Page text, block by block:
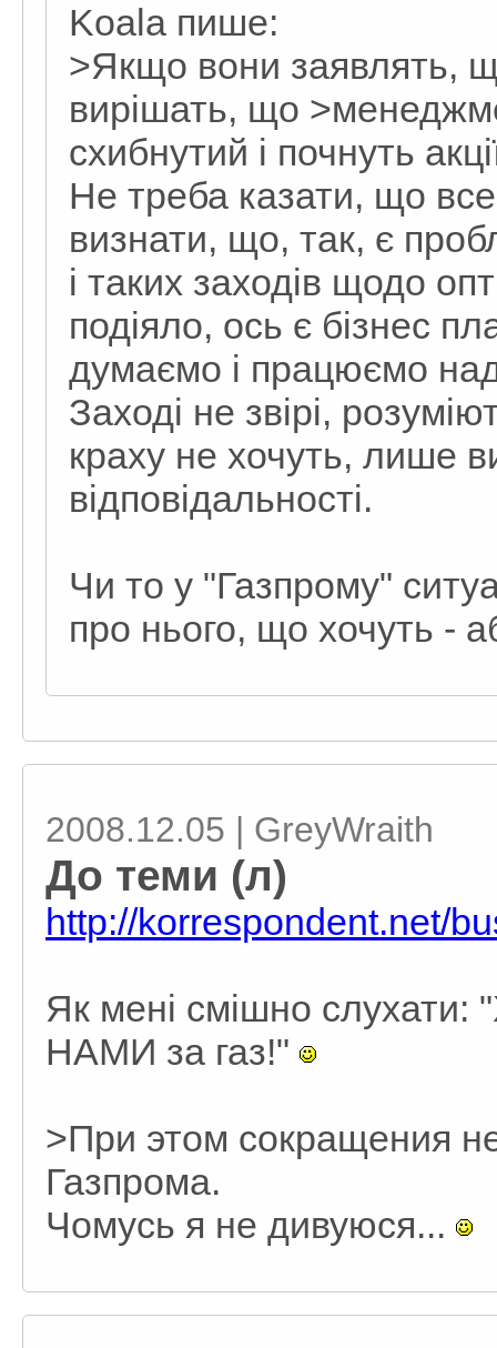
Koala пише:
>Якщо вони заявлять,
вирішать, що
схибнутий і почнуть
Не треба казати, що
визнати, що, так, є
і таких заходів щодо
подіяло, ось є бізнес
думаємо і працюємо
Заході не звірі,
краху не хочуть, лише
відповідальності.
Чи то у "Газпрому"
про нього, що хочуть -
2008.12.05 | GreyWraith
До теми (л)
http://korrespondent.net/
Як мені смішно
НАМИ за газ!"
>При этом сокращения
Газпрома.
Чомусь я не дивуюся...